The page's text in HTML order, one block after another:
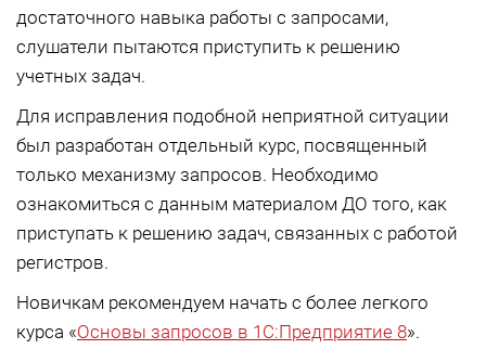
достаточного навыка работы с запросами,
слушатели пытаются приступить к решению
учетных задач.
Для исправления подобной неприятной ситуации
был разработан отдельный курс, посвященный
только механизму запросов. Необходимо
ознакомиться с данным материалом ДО того, как
приступать к решению задач, связанных с работой
регистров.
Новичкам рекомендуем начать с более легкого
курса «Основы запросов в 1С:Предприятие 8».